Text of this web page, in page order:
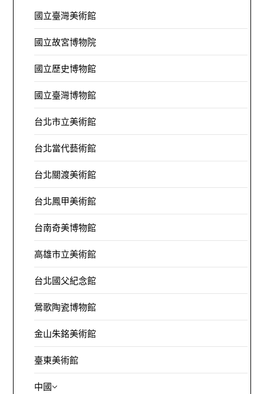
國立臺灣美術館
國立故宮博物院
國立歷史博物館
國立臺灣博物館
台北市立美術館
台北當代藝術館
台北關渡美術館
台北鳳甲美術館
台南奇美博物館
高雄市立美術館
台北國父紀念館
鶯歌陶瓷博物館
金山朱銘美術館
臺東美術館
中國